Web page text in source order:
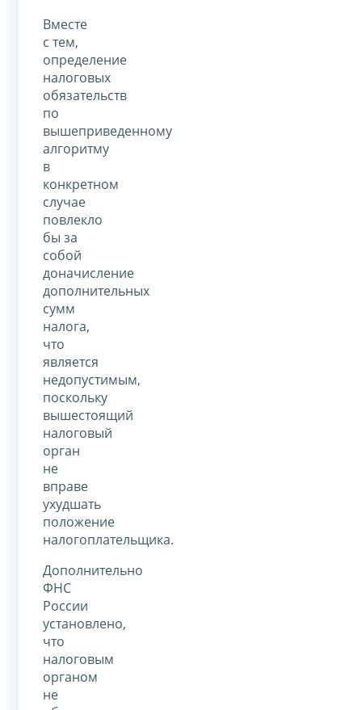
Вместе
с тем,
определение
налоговых
обязательств
по
вышеприведенному
алгоритму
в
конкретном
случае
повлекло
бы за
собой
доначисление
дополнительных
сумм
налога,
что
является
недопустимым,
поскольку
вышестоящий
налоговый
орган
не
вправе
ухудшать
положение
налогоплательщика.
Дополнительно
ФНС
России
установлено,
что
налоговым
органом
не